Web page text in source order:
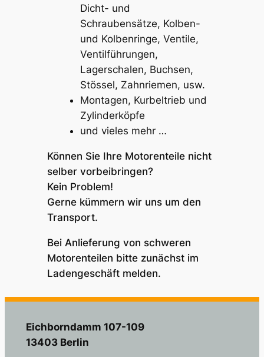
Dicht- und
Schraubensätze, Kolben-
und Kolbenringe, Ventile,
Ventilführungen,
Lagerschalen, Buchsen,
Stössel, Zahnriemen, usw.
Montagen, Kurbeltrieb und
Zylinderköpfe
und vieles mehr …
Können Sie Ihre Motorenteile nicht
selber vorbeibringen?
Kein Problem!
Gerne kümmern wir uns um den
Transport.
Bei Anlieferung von schweren
Motorenteilen bitte zunächst im
Ladengeschäft melden.
Eichborndamm 107-109
13403 Berlin